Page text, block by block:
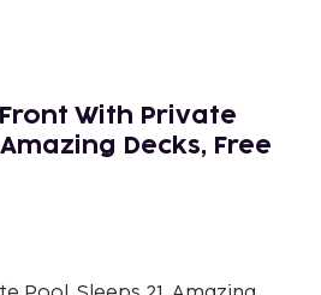
- 2,8 km
- 3,7 km
- 5,7 km
luchthavens zijn:
Northwest Florida Beaches
With Private
Amazing Decks, Free